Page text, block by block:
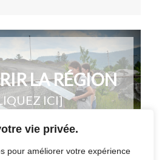
vie privée.
pour améliorer votre expérience
LA RÉGION
ICI]